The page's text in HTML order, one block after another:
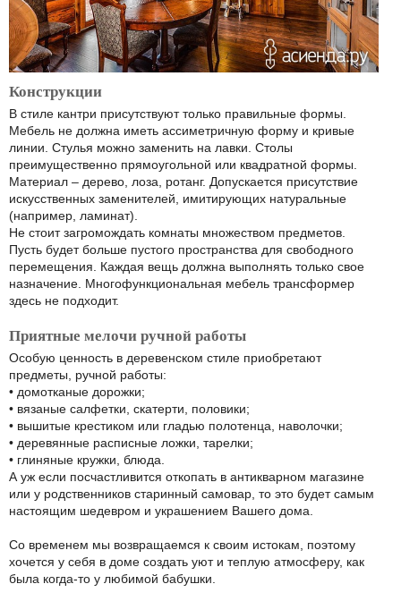
Конструкции
В стиле кантри присутствуют только правильные формы.
Мебель не должна иметь ассиметричную форму и кривые
линии. Стулья можно заменить на лавки. Столы
преимущественно прямоугольной или квадратной формы.
Материал – дерево, лоза, ротанг. Допускается присутствие
искусственных заменителей, имитирующих натуральные
(например, ламинат).
Не стоит загромождать комнаты множеством предметов.
Пусть будет больше пустого пространства для свободного
перемещения. Каждая вещь должна выполнять только свое
назначение. Многофункциональная мебель трансформер
здесь не подходит.
Приятные мелочи ручной работы
Особую ценность в деревенском стиле приобретают
предметы, ручной работы:
• домотканые дорожки;
• вязаные салфетки, скатерти, половики;
• вышитые крестиком или гладью полотенца, наволочки;
• деревянные расписные ложки, тарелки;
• глиняные кружки, блюда.
А уж если посчастливится откопать в антикварном магазине
или у родственников старинный самовар, то это будет самым
настоящим шедевром и украшением Вашего дома.
Со временем мы возвращаемся к своим истокам, поэтому
хочется у себя в доме создать уют и теплую атмосферу, как
была когда-то у любимой бабушки.